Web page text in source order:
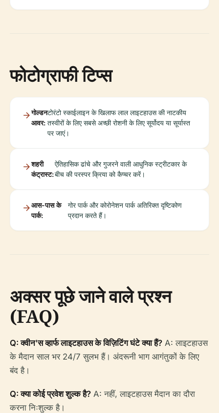
फोटोग्राफी टिप्स
गोल्डन
आवर:
टोरंटो स्काईलाइन के खिलाफ लाल लाइटहाउस की नाटकीय
तस्वीरों के लिए सबसे अच्छी रोशनी के लिए सूर्योदय या सूर्यास्त
पर जाएं।
शहरी
कंट्रास्ट:
ऐतिहासिक ढांचे और गुजरने वाली आधुनिक स्ट्रीटकार के
बीच की परस्पर क्रिया को कैप्चर करें।
आस-पास के
पार्क:
गोर पार्क और कोरोनेशन पार्क अतिरिक्त दृष्टिकोण
प्रदान करते हैं।
अक्सर पूछे जाने वाले प्रश्न
(FAQ)
Q: क्वीन'स व्हार्फ लाइटहाउस के विज़िटिंग घंटे क्या हैं? A: लाइटहाउस
के मैदान साल भर 24/7 सुलभ हैं। अंदरूनी भाग आगंतुकों के लिए
बंद है।
Q: क्या कोई प्रवेश शुल्क है? A: नहीं, लाइटहाउस मैदान का दौरा
करना निःशुल्क है।